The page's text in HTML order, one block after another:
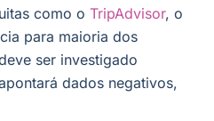
como o TripAdvisor, o
para maioria dos
ser investigado
dados negativos,